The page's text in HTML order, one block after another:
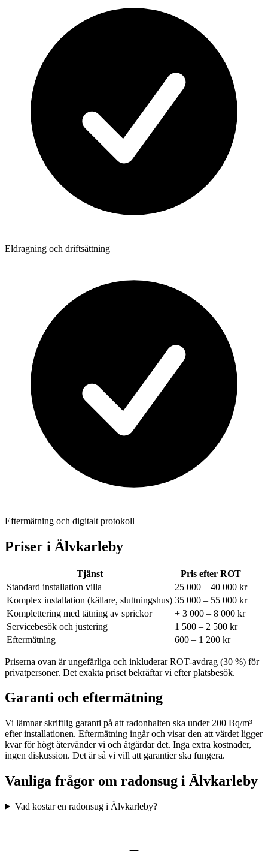
Eldragning och driftsättning
Eftermätning och digitalt protokoll
Priser i Älvkarleby
Tjänst
Pris efter ROT
Standard installation villa
25 000 – 40 000 kr
Komplex installation (källare, sluttningshus) 35 000 – 55 000 kr
Komplettering med tätning av sprickor
+ 3 000 – 8 000 kr
Servicebesök och justering
1 500 – 2 500 kr
Eftermätning
600 – 1 200 kr
Priserna ovan är ungefärliga och inkluderar ROT-avdrag (30 %) för
privatpersoner. Det exakta priset bekräftar vi efter platsbesök.
Garanti och eftermätning
Vi lämnar skriftlig garanti på att radonhalten ska under 200 Bq/m³
efter installationen. Eftermätning ingår och visar den att värdet ligger
kvar för högt återvänder vi och åtgärdar det. Inga extra kostnader,
ingen diskussion. Det är så vi vill att garantier ska fungera.
Vanliga frågor om radonsug i Älvkarleby
Vad kostar en radonsug i Älvkarleby?